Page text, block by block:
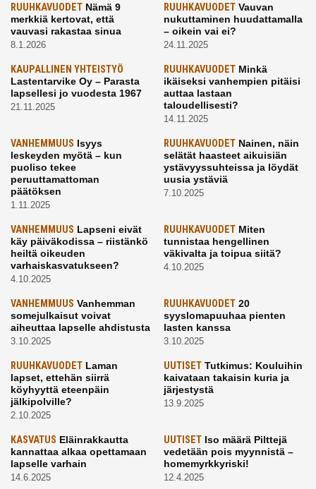
RUUHKAVUODET Nämä 9
merkkiä kertovat, että
vauvasi rakastaa sinua
8.1.2026
RUUHKAVUODETVauvan
nukuttaminen huudattamalla
– oikein vai ei?
24.11.2025
KAUPALLINEN YHTEISTYÖ
Lastentarvike Oy – Parasta
lapsellesi jo vuodesta 1967
21.11.2025
RUUHKAVUODETMinkä
ikäiseksi vanhempien pitäisi
auttaa lastaan
taloudellisesti?
14.11.2025
VANHEMMUUS Isyys
leskeyden myötä – kun
puoliso tekee
peruuttamattoman
päätöksen
1.11.2025
RUUHKAVUODETNainen, näin
selätät haasteet aikuisiän
ystävyyssuhteissa ja löydät
uusia ystäviä
7.10.2025
VANHEMMUUS Lapseni eivät
käy päiväkodissa – riistänkö
heiltä oikeuden
varhaiskasvatukseen?
4.10.2025
RUUHKAVUODETMiten
tunnistaa hengellinen
väkivalta ja toipua siitä?
4.10.2025
VANHEMMUUS Vanhemman
somejulkaisut voivat
aiheuttaa lapselle ahdistusta
3.10.2025
RUUHKAVUODET20
syyslomapuuhaa pienten
lasten kanssa
3.10.2025
RUUHKAVUODET Laman
lapset, ettehän siirrä
köyhyyttä eteenpäin
jälkipolville?
2.10.2025
UUTISETTutkimus: Kouluihin
kaivataan takaisin kuria ja
järjestystä
13.9.2025
KASVATUS Eläinrakkautta
kannattaa alkaa opettamaan
lapselle varhain
14.6.2025
UUTISETIso määrä Pilttejä
vedetään pois myynnistä –
homemyrkkyriski!
12.4.2025